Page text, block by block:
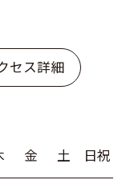
セス詳細
金 土 日祝